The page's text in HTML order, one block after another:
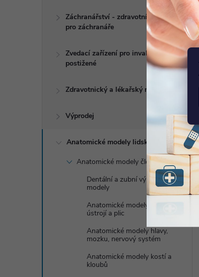
Záchranářství - zdravotní potřeby
pro záchranáře
Zvedací zařízení pro invalidy a
postižené
Zdravotnický a lékařský nábytek
Výprodej
Anatomické modely lidského těla
Anatomické modely člověka
Dentální a zubní výukové
modely
Anatomické modely dýchací
ústrojí a plic
Anatomické modely hlavy,
mozku, nervový systém
Anatomické modely kostí a
kloubů